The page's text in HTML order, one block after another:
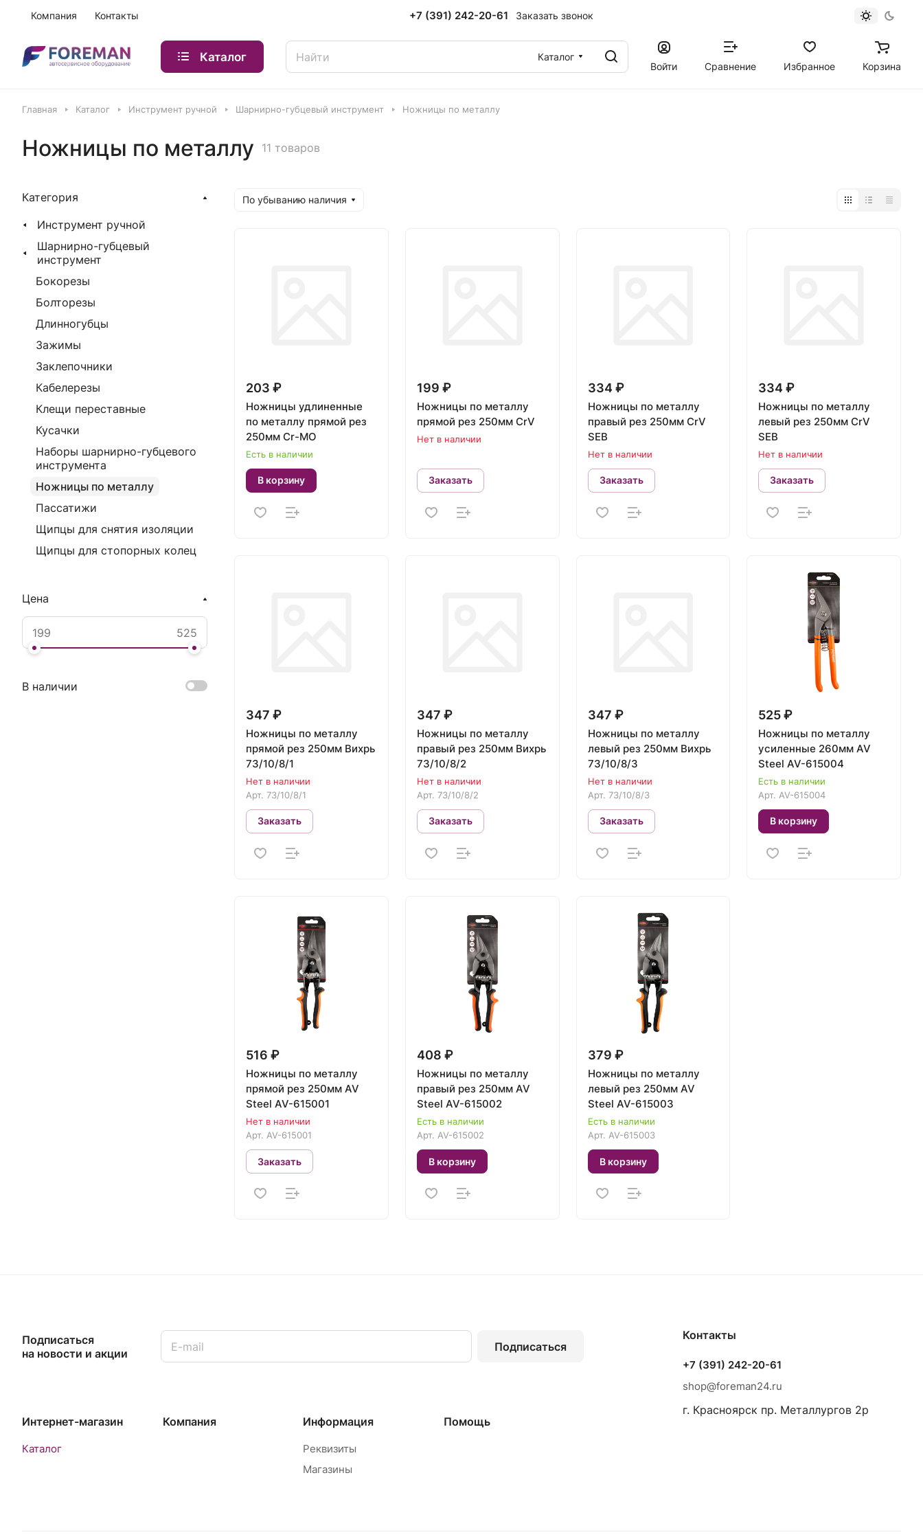
Компания Контакты +7 (391) 242-20-61 Заказать звонок
Каталог
Каталог
Войти
Сравнение Избранное Корзина
Главная Каталог Инструмент ручной Шарнирно-губцевый инструмент Ножницы по металлу
Ножницы по металлу 11 товаров
По убыванию наличия
203 ₽
Ножницы удлиненные
по металлу прямой рез
250мм Cr-MO
Есть в наличии
В корзину
199 ₽
Ножницы по металлу
прямой рез 250мм CrV
Нет в наличии
Заказать
334 ₽
Ножницы по металлу
правый рез 250мм CrV
SEB
Нет в наличии
Заказать
334 ₽
Ножницы по металлу
левый рез 250мм CrV
SEB
Нет в наличии
Заказать
347 ₽
Ножницы по металлу
прямой рез 250мм Вихрь
73/10/8/1
Нет в наличии
Арт. 73/10/8/1
Заказать
347 ₽
Ножницы по металлу
правый рез 250мм Вихрь
73/10/8/2
Нет в наличии
Арт. 73/10/8/2
Заказать
347 ₽
Ножницы по металлу
левый рез 250мм Вихрь
73/10/8/3
Нет в наличии
Арт. 73/10/8/3
Заказать
525 ₽
Ножницы по металлу
усиленные 260мм AV
Steel AV-615004
Есть в наличии
Арт. AV-615004
В корзину
516 ₽
Ножницы по металлу
прямой рез 250мм AV
Steel AV-615001
Нет в наличии
Арт. AV-615001
Заказать
408 ₽
Ножницы по металлу
правый рез 250мм AV
Steel AV-615002
Есть в наличии
Арт. AV-615002
В корзину
379 ₽
Ножницы по металлу
левый рез 250мм AV
Steel AV-615003
Есть в наличии
Арт. AV-615003
В корзину
Категория
Инструмент ручной
Шарнирно-губцевый
инструмент
Бокорезы
Болторезы
Длинногубцы
Зажимы
Заклепочники
Кабелерезы
Клещи переставные
Кусачки
Наборы шарнирно-губцевого
инструмента
Ножницы по металлу
Пассатижи
Щипцы для снятия изоляции
Щипцы для стопорных колец
Цена
В наличии
Подписаться
на новости и акции
Подписаться
Интернет-магазин
Каталог
Компания Информация
Реквизиты
Магазины
Помощь
Контакты
+7 (391) 242-20-61
shop@foreman24.ru
г. Красноярск пр. Металлургов 2р